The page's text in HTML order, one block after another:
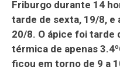
Friburgo durante 14
tarde de sexta, 19/8, e
20/8. O ápice foi tarde
térmica de apenas
ficou em torno de 9 a